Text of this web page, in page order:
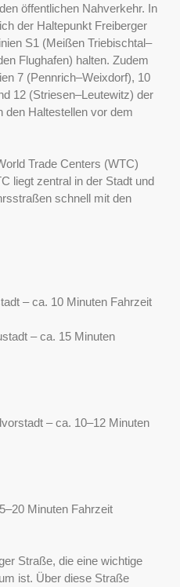
öffentlichen Nahverkehr. In
der Haltepunkt Freiberger
S1 (Meißen Triebischtal–
Flughafen) halten. Zudem
7 (Pennrich–Weixdorf), 10
12 (Striesen–Leutewitz) der
den Haltestellen vor dem
Trade Centers (WTC)
liegt zentral in der Stadt und
schnell mit den
– ca. 10 Minuten Fahrzeit
– ca. 15 Minuten
– ca. 10–12 Minuten
Minuten Fahrzeit
Straße, die eine wichtige
ist. Über diese Straße